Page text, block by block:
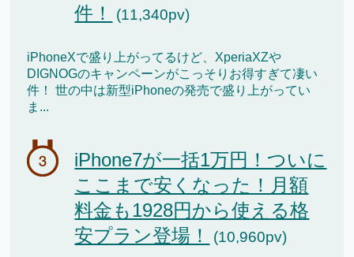
件！
(11,340pv)
iPhoneXで盛り上がってるけど、XperiaXZや
DIGNOGのキャンペーンがこっそりお得すぎて凄い
件！ 世の中は新型iPhoneの発売で盛り上がってい
ま...
iPhone7が一括1万円！ついに
ここまで安くなった！月額
料金も1928円から使える格
安プラン登場！
(10,960pv)